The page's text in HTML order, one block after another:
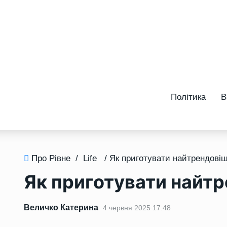
Політика
Про Рівне / Life
Як приготувати
Величко Катерина 4 червня 2025 17:48